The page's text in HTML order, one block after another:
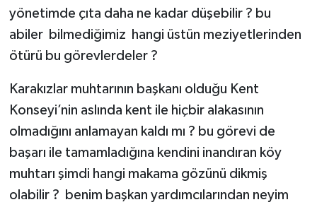
yönetimde çıta daha ne kadar düşebilir ? bu
abiler bilmediğimiz hangi üstün meziyetlerinden
ötürü bu görevlerdeler ?
Karakızlar muhtarının başkanı olduğu Kent
Konseyi’nin aslında kent ile hiçbir alakasının
olmadığını anlamayan kaldı mı ? bu görevi de
başarı ile tamamladığına kendini inandıran köy
muhtarı şimdi hangi makama gözünü dikmiş
olabilir ? benim başkan yardımcılarından neyim